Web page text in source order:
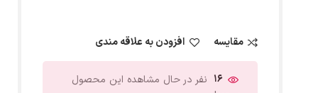
مقایسه افزودن به علاقه مندی
16 نفر در حال مشاهده این محصول